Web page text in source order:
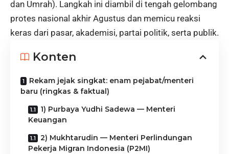
dan Umrah). Langkah ini diambil di tengah gelombang
protes nasional akhir Agustus dan memicu reaksi
keras dari pasar, akademisi, partai politik, serta publik.
Konten
Rekam jejak singkat: enam pejabat/menteri
baru (ringkas & faktual)
1) Purbaya Yudhi Sadewa — Menteri
Keuangan
2) Mukhtarudin — Menteri Perlindungan
Pekerja Migran Indonesia (P2MI)